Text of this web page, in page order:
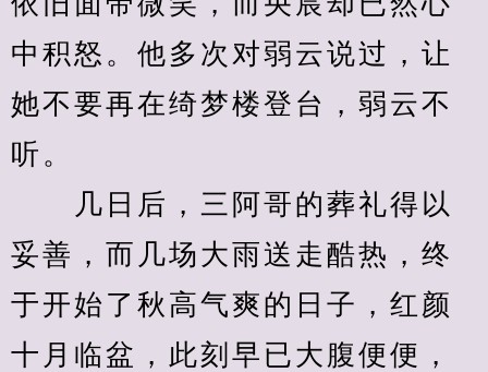
中积怒。他多次对弱云说过，让
她不要再在绮梦楼登台，弱云不
听。
几日后，三阿哥的葬礼得以
妥善，而几场大雨送走酷热，终
于开始了秋高气爽的日子，红颜
十月临盆，此刻早已大腹便便，